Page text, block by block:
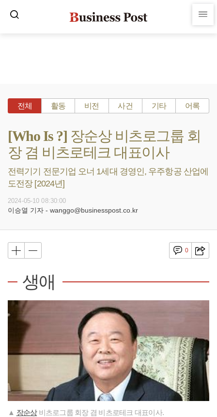
전체 활동 비전 사건 기타 어록
[Who Is ?] 장순상 비츠로그룹 회
장 겸 비츠로테크 대표이사
전력기기 전문기업 오너 1세대 경영인, 우주항공 산업에
도전장 [2024년]
2024-05-10 08:30:00
이승열 기자 - wanggo@businesspost.co.kr
0
생애
▲ 장순상비츠로그룹 회장 겸 비츠로테크 대표이사.